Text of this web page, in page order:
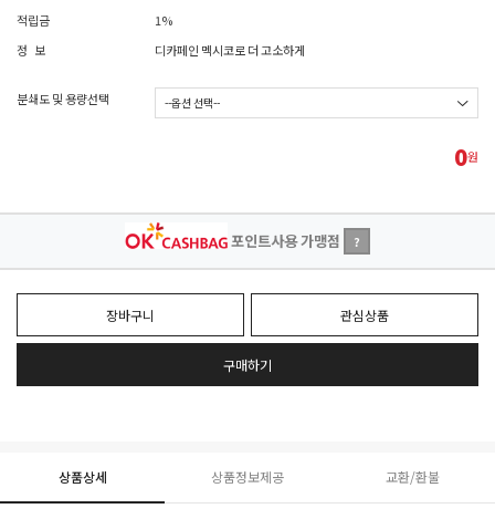
적립금
1%
정 보
디카페인 멕시코로 더 고소하게
분쇄도 및 용량선택
0원
포인트사용 가맹점 ?
장바구니 관심상품
구매하기
상품상세 상품정보제공 교환/환불